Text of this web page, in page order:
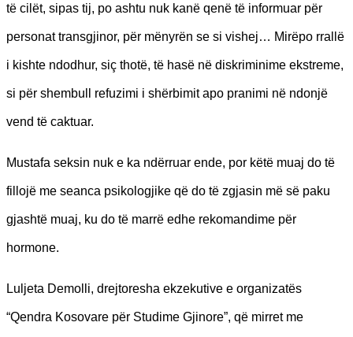
të cilët, sipas tij, po ashtu nuk kanë qenë të informuar për
personat transgjinor, për mënyrën se si vishej… Mirëpo rrallë
i kishte ndodhur, siç thotë, të hasë në diskriminime ekstreme,
si për shembull refuzimi i shërbimit apo pranimi në ndonjë
vend të caktuar.
Mustafa seksin nuk e ka ndërruar ende, por këtë muaj do të
fillojë me seanca psikologjike që do të zgjasin më së paku
gjashtë muaj, ku do të marrë edhe rekomandime për
hormone.
Luljeta Demolli, drejtoresha ekzekutive e organizatës
“Qendra Kosovare për Studime Gjinore”, që mirret me